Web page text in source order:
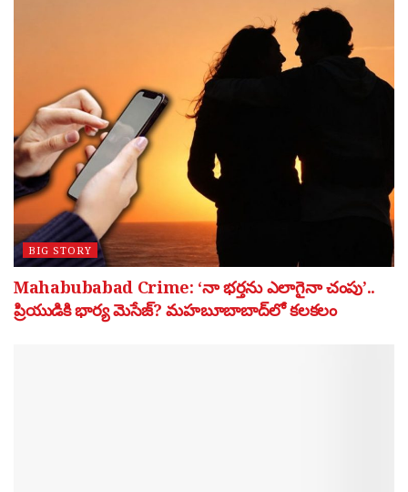
BIG STORY
Mahabubabad Crime: ‘నా భర్తను ఎలాగైనా చంపు’..
ప్రియుడికి భార్య మెసేజ్? మహబూబాబాద్‌లో కలకలం